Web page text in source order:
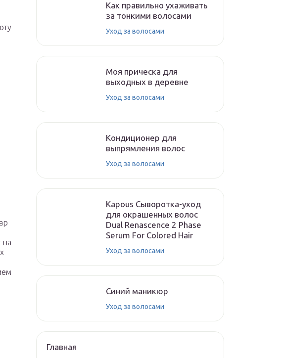
на
Как правильно ухаживать
за тонкими волосами
Уход за волосами
Моя прическа для
выходных в деревне
Уход за волосами
Кондиционер для
выпрямления волос
Уход за волосами
Kapous Сыворотка-уход
для окрашенных волос
Dual Renascence 2 Phase
Serum For Colored Hair
Уход за волосами
Синий маникюр
Уход за волосами
Главная